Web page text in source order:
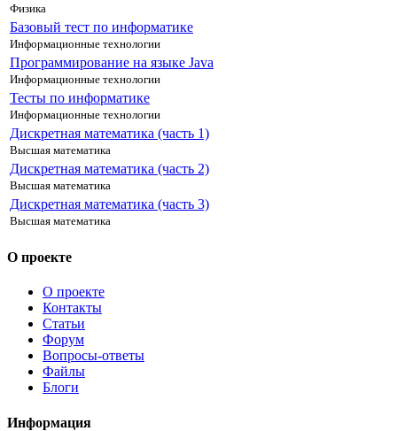
Физика
Базовый тест по информатике
Информационные технологии
Программирование на языке Java
Информационные технологии
Тесты по информатике
Информационные технологии
Дискретная математика (часть 1)
Высшая математика
Дискретная математика (часть 2)
Высшая математика
Дискретная математика (часть 3)
Высшая математика
О проекте
О проекте
Контакты
Статьи
Форум
Вопросы-ответы
Файлы
Блоги
Информация